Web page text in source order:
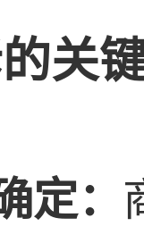
关
定：